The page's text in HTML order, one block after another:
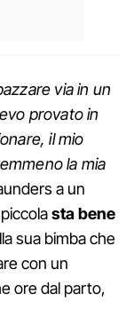
via in un
provato in
il mio
la mia
a un
sta bene
sua bimba che
con un
ore dal parto,